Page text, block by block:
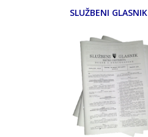
SLUŽBENI GLASNIK